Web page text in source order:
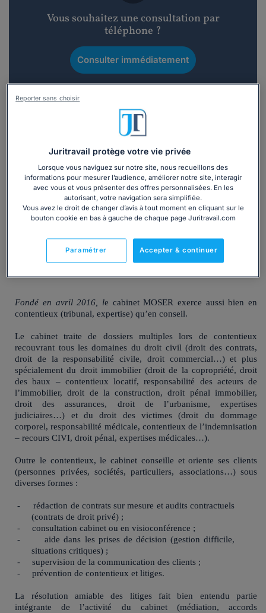
Vous souhaitez une consultation par
téléphone ?
Consulter immédiatement
Vous êtes avocat ?
Présentation
L’avocat est un acteur ouvert sur son monde : fort de cette
vision, Maître MOSER est à la fois avocat, mandataire en
Fondé en avril 2016, le cabinet MOSER exerce aussi bien en
contentieux (tribunal, expertise) qu’en conseil.
Le cabinet traite de dossiers multiples lors de contentieux
recouvrant tous les domaines du droit civil (droit des contrats,
droit de la responsabilité civile, droit commercial…) et plus
spécialement du droit immobilier (droit de la copropriété, droit
des baux – contentieux locatif, responsabilité des acteurs de
l’immobilier, droit de la construction, droit pénal immobilier,
droit des assurances, droit de l’urbanisme, expertises
judiciaires…) et du droit des victimes (droit du dommage
corporel, responsabilité médicale, contentieux de l’indemnisation
– recours CIVI, droit pénal, expertises médicales…).
Outre le contentieux, le cabinet conseille et oriente ses clients
(personnes privées, sociétés, particuliers, associations…) sous
diverses formes :
-
rédaction de contrats sur mesure et audits contractuels
(contrats de droit privé) ;
-
consultation cabinet ou en visioconférence ;
-
aide dans les prises de décision (gestion difficile,
situations critiques) ;
-
supervision de la communication des clients ;
-
prévention de contentieux et litiges.
La résolution amiable des litiges fait bien entendu partie
intégrante de l’activité du cabinet (médiation, accords
Juritravail protège votre vie privée
Lorsque vous naviguez sur notre site, nous recueillons des
informations pour mesurer l’audience, améliorer notre site, interagir
avec vous et vous présenter des offres personnalisées. En les
autorisant, votre navigation sera simplifiée.
Vous avez le droit de changer d’avis à tout moment en cliquant sur le
bouton cookie en bas à gauche de chaque page Juritravail.com
Accepter & continuer
Paramétrer
Reporter sans choisir